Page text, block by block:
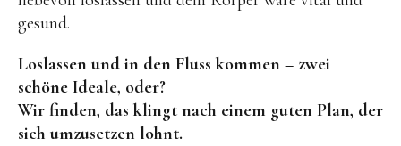
gesund.
Loslassen und in den Fluss kommen – zwei
schöne Ideale, oder?
Wir finden, das klingt nach einem guten Plan, der
sich umzusetzen lohnt.